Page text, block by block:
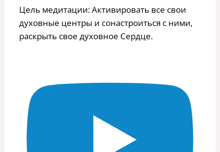
Цель медитации: Активировать все свои
духовные центры и сонастроиться с ними,
раскрыть свое духовное Сердце.